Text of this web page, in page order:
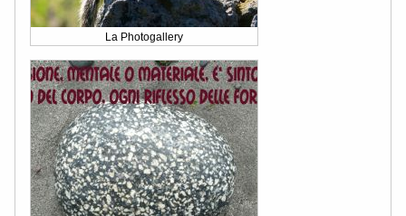
La Photogallery